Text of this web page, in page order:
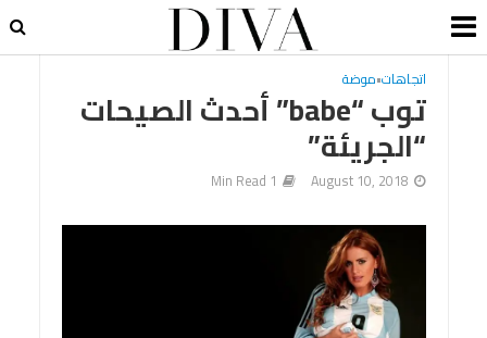
اتجاهات•موضة
توب “babe” أحدث الصيحات
“الجريئة”
August 10, 2018
1 Min Read